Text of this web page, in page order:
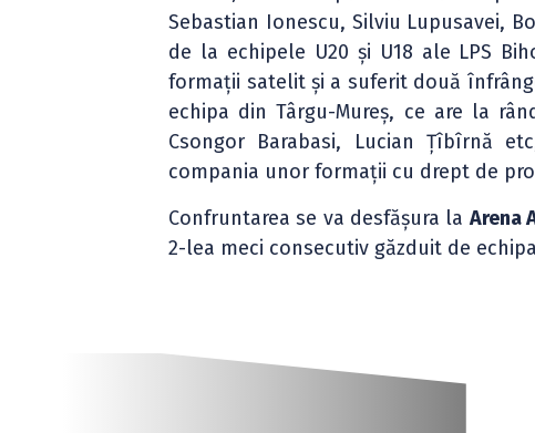
Sebastian Ionescu, Silviu Lupusavei,
de la echipele U20 și U18 ale LPS
formații satelit și a suferit două
echipa din Târgu-Mureș, ce are la
Csongor Barabasi, Lucian Țîbîrnă
compania unor formații cu drept de
Confruntarea se va desfășura la Arena
2-lea meci consecutiv găzduit de